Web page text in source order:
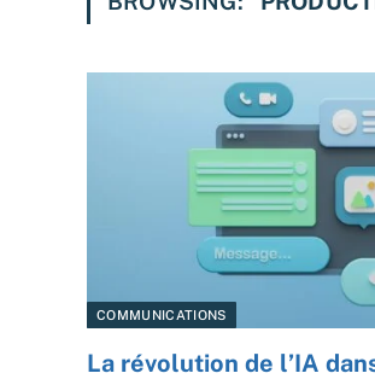
COMMUNICATIONS
La révolution de l’IA